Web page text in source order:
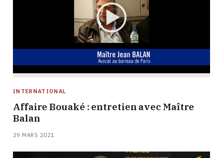
INTERNATIONAL
Affaire Bouaké : entretien avec Maître
Balan
29 MARS 2021